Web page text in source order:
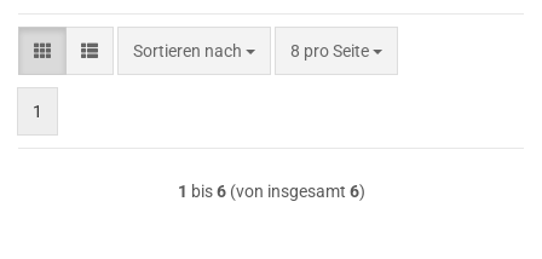
Sortieren nach
Sortieren nach 8 pro Seite
pro Seite
1
1 bis6(von insgesamt 6)